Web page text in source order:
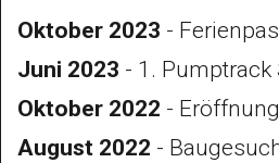
Unterhalt der Anlage
die massive Bauweise auf
Minimum.
Oktober 2023 -
Juni 2023 - 1.
Oktober 2022 - Eröffnung
August 2022 -